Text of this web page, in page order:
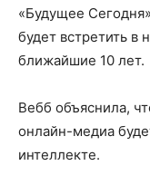
«Будущее Сегодня»
будет встретить в
ближайшие 10 лет.
Вебб объяснила,
онлайн-медиа
интеллекте.